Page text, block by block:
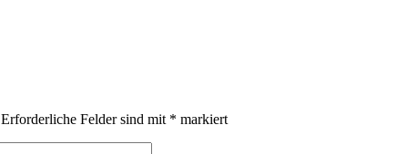
Erforderliche Felder sind mit * markiert